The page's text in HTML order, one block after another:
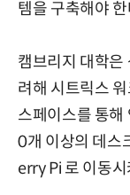
템을 구축해야 한
캠브리지 대학은
려해 시트릭스
스페이스를 통
0개 이상의 데스
erry Pi 로 이동